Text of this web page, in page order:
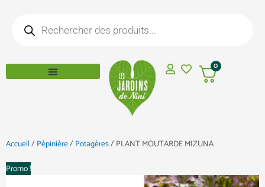
contenuproduits
0
Accueil/Pépinière/Potagères/ PLANT MOUTARDE MIZUNA
Promo !